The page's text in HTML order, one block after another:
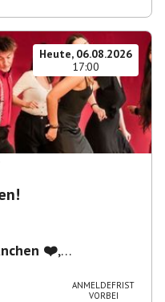
Heute, 06.08.2026
17:00
❤️,
ANMELDEFRIST
VORBEI